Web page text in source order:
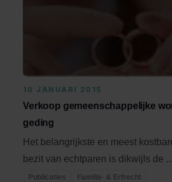
10 JANUARI 2015
Verkoop gemeenschappelijke
geding
Het belangrijkste en meest
bezit van echtparen is dikwijls de ...
Publicaties Familie- & Erfrecht